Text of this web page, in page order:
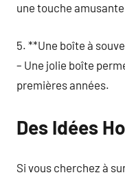
une touche
5. **Une boîte à
– Une jolie boîte
premières années.
Des Idées
Si vous cherchez à